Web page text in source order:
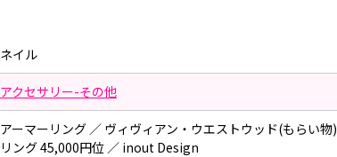
ネイル
アクセサリー-その他
アーマーリング ／ ヴィヴィアン・ウエストウッド(もらい物)
リング 45,000円位 ／ inout Design